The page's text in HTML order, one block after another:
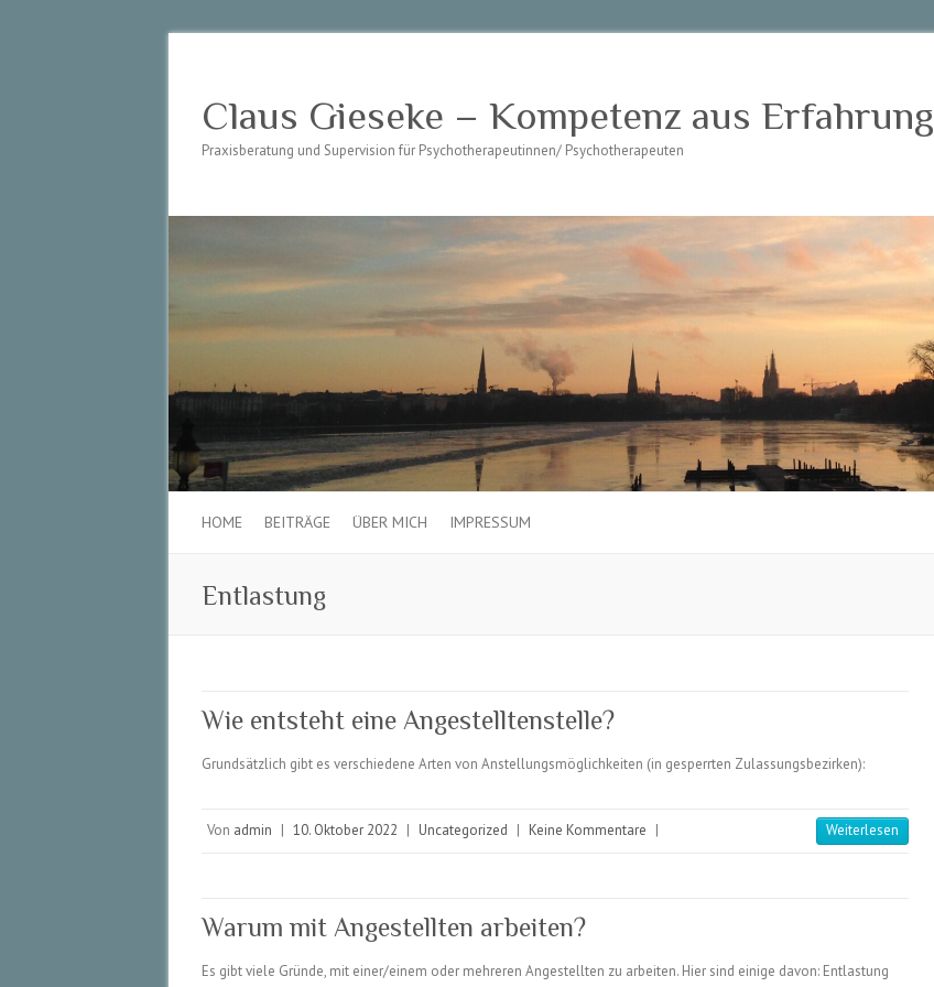
Claus Gieseke – Kompetenz aus Erfahrung
Praxisberatung und Supervision für Psychotherapeutinnen/ Psychotherapeuten
HOME BEITRÄGE ÜBER MICH IMPRESSUM
Entlastung
Wie entsteht eine Angestelltenstelle?
Grundsätzlich gibt es verschiedene Arten von Anstellungsmöglichkeiten (in gesperrten Zulassungsbezirken):
Von admin | 10. Oktober 2022 | Uncategorized | Keine Kommentare | Weiterlesen
Warum mit Angestellten arbeiten?
Es gibt viele Gründe, mit einer/einem oder mehreren Angestellten zu arbeiten. Hier sind einige davon: Entlastung